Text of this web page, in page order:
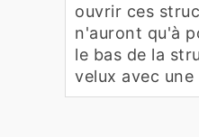
ouvrir ces
n'auront qu'à
le bas de la
velux avec